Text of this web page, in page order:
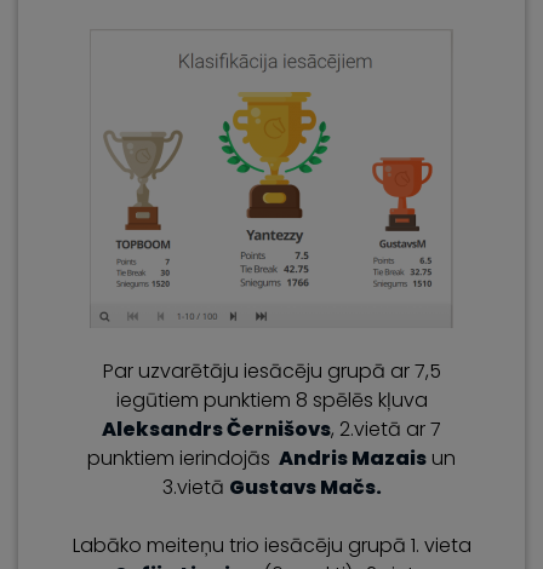
Par uzvarētāju iesācēju grupā ar 7,5
iegūtiem punktiem 8 spēlēs kļuva
Aleksandrs Černišovs, 2.vietā ar 7
punktiem ierindojās Andris Mazais un
3.vietā Gustavs Mačs.
Labāko meiteņu trio iesācēju grupā 1. vieta